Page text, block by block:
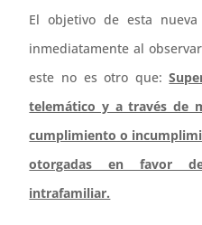
El objetivo de esta
inmediatamente al
este no es otro que:
telemático y a través de
cumplimiento o
otorgadas en favor
intrafamiliar.